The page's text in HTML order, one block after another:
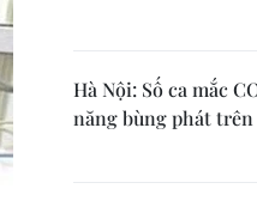
Hà Nội: Số ca mắc
năng bùng phát